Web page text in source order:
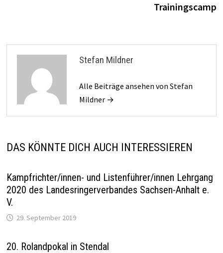
Trainingscamp
Stefan Mildner
Alle Beiträge ansehen von Stefan
Mildner →
DAS KÖNNTE DICH AUCH INTERESSIEREN
Kampfrichter/innen- und Listenführer/innen Lehrgang
2020 des Landesringerverbandes Sachsen-Anhalt e.
V.
29. September 2019
20. Rolandpokal in Stendal